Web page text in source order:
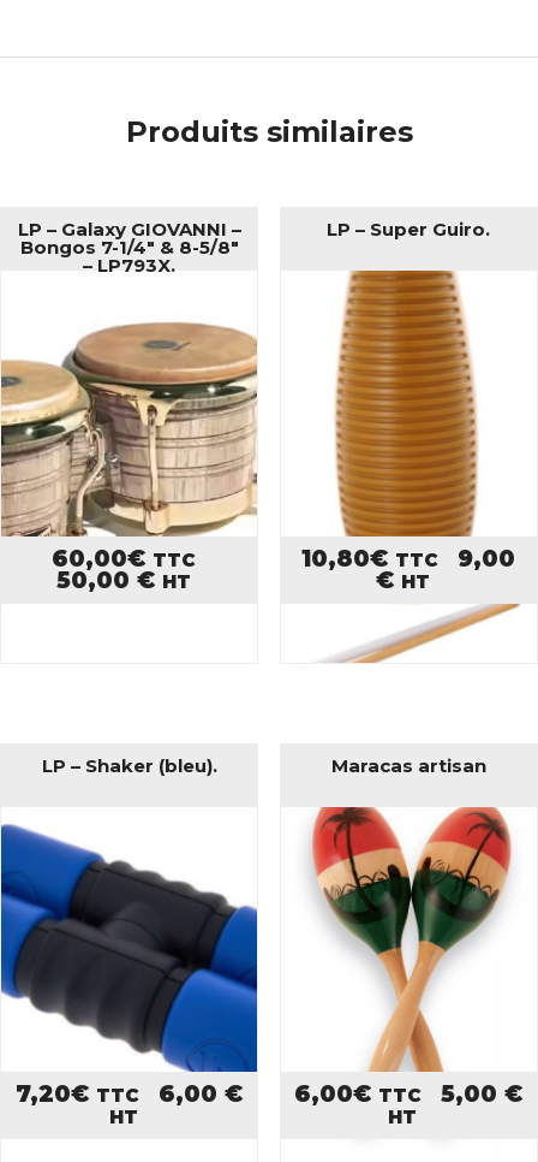
Produits similaires
LP – Galaxy GIOVANNI –
Bongos 7-1/4″ & 8-5/8″
– LP793X.
60,00€ TTC
50,00 € HT
LP – Super Guiro.
10,80€ TTC 9,00
€ HT
LP – Shaker (bleu).
7,20€ TTC 6,00€
HT
Maracas artisan
6,00€ TTC 5,00€
HT